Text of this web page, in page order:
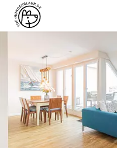
DIREKT BUCHBAR